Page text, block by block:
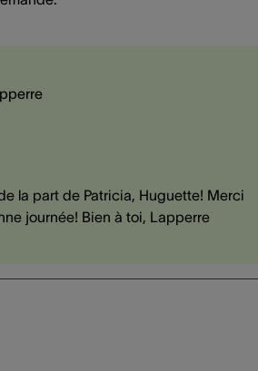
la part de Patricia, Huguette! Merci
journée! Bien à toi, Lapperre